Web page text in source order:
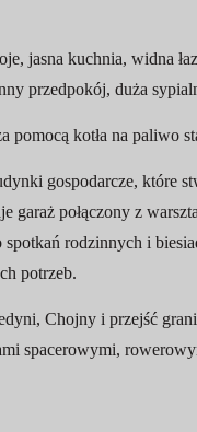
jasna kuchnia, widna
przedpokój, duża
pomocą kotła na paliwo
gospodarcze, które
garaż połączony z
spotkań rodzinnych i
potrzeb.
Chojny i przejść
spacerowymi,